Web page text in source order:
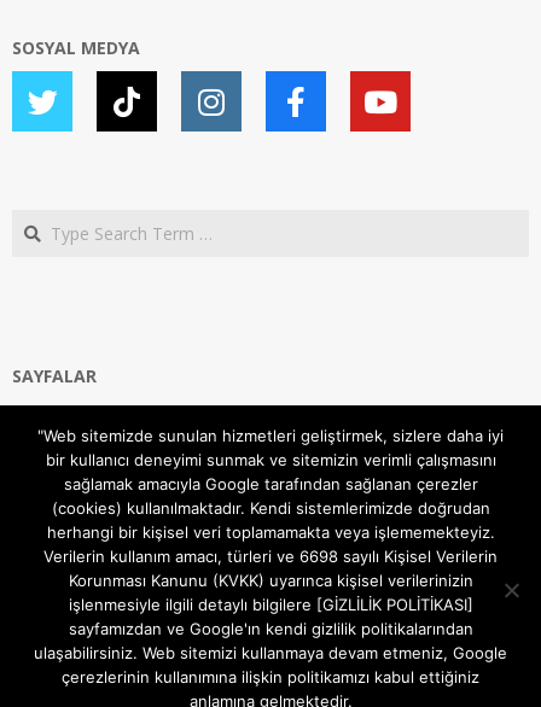
SOSYAL MEDYA
Search
SAYFALAR
Gizlilik ve Çerezler (Cookies) Politikası
Hakkımızda
İletişim Kanalları
MODEM KURULUM
TEKNİK DESTEK
TELEVİZYON SİSTEMLERİ
"Web sitemizde sunulan hizmetleri geliştirmek, sizlere daha iyi
bir kullanıcı deneyimi sunmak ve sitemizin verimli çalışmasını
sağlamak amacıyla Google tarafından sağlanan çerezler
(cookies) kullanılmaktadır. Kendi sistemlerimizde doğrudan
herhangi bir kişisel veri toplamamakta veya işlememekteyiz.
Verilerin kullanım amacı, türleri ve 6698 sayılı Kişisel Verilerin
Korunması Kanunu (KVKK) uyarınca kişisel verilerinizin
işlenmesiyle ilgili detaylı bilgilere [GİZLİLİK POLİTİKASI]
sayfamızdan ve Google'ın kendi gizlilik politikalarından
ulaşabilirsiniz. Web sitemizi kullanmaya devam etmeniz, Google
çerezlerinin kullanımına ilişkin politikamızı kabul ettiğiniz
anlamına gelmektedir.